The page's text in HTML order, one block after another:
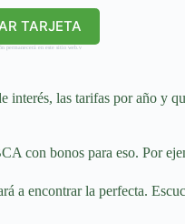
TARJETA
permanecerá en este sitio web.v
las tarifas por año y
con bonos para eso. Por
encontrar la perfecta.